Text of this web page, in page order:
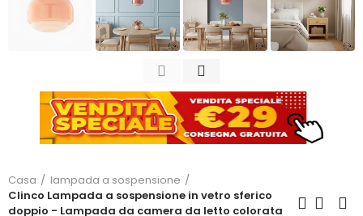
Casa
lampada a sospensione
Clinco Lampada a sospensione in vetro sferico
doppio - Lampada da camera da letto colorata